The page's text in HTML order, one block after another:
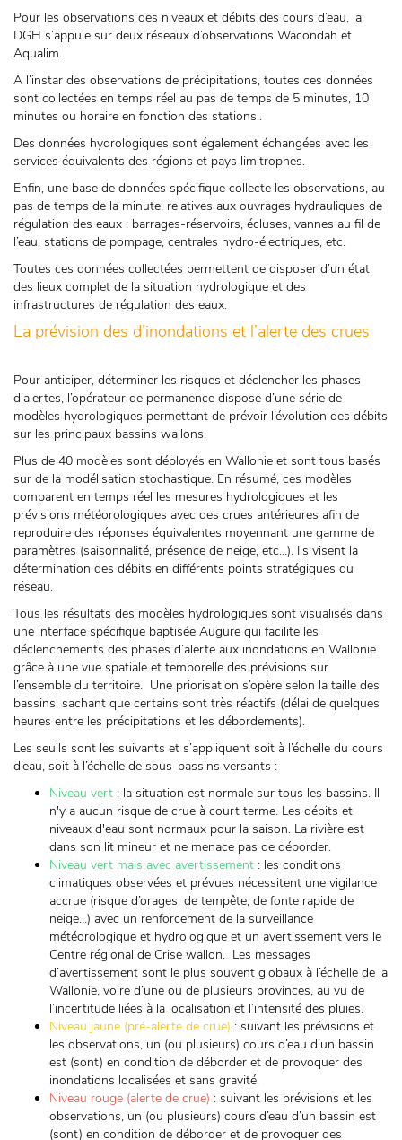
Pour les observations des niveaux et débits des cours d’eau, la
DGH s’appuie sur deux réseaux d’observations Wacondah et
Aqualim.
A l’instar des observations de précipitations, toutes ces données
sont collectées en temps réel au pas de temps de 5 minutes, 10
minutes ou horaire en fonction des stations..
Des données hydrologiques sont également échangées avec les
services équivalents des régions et pays limitrophes.
Enfin, une base de données spécifique collecte les observations, au
pas de temps de la minute, relatives aux ouvrages hydrauliques de
régulation des eaux : barrages-réservoirs, écluses, vannes au fil de
l’eau, stations de pompage, centrales hydro-électriques, etc.
Toutes ces données collectées permettent de disposer d’un état
des lieux complet de la situation hydrologique et des
infrastructures de régulation des eaux.
La prévision des d’inondations et l’alerte des crues
Pour anticiper, déterminer les risques et déclencher les phases
d’alertes, l’opérateur de permanence dispose d’une série de
modèles hydrologiques permettant de prévoir l’évolution des débits
sur les principaux bassins wallons.
Plus de 40 modèles sont déployés en Wallonie et sont tous basés
sur de la modélisation stochastique. En résumé, ces modèles
comparent en temps réel les mesures hydrologiques et les
prévisions météorologiques avec des crues antérieures afin de
reproduire des réponses équivalentes moyennant une gamme de
paramètres (saisonnalité, présence de neige, etc…). Ils visent la
détermination des débits en différents points stratégiques du
réseau.
Tous les résultats des modèles hydrologiques sont visualisés dans
une interface spécifique baptisée Augure qui facilite les
déclenchements des phases d’alerte aux inondations en Wallonie
grâce à une vue spatiale et temporelle des prévisions sur
l’ensemble du territoire. Une priorisation s’opère selon la taille des
bassins, sachant que certains sont très réactifs (délai de quelques
heures entre les précipitations et les débordements).
Les seuils sont les suivants et s’appliquent soit à l’échelle du cours
d’eau, soit à l’échelle de sous-bassins versants :
Niveau vert : la situation est normale sur tous les bassins. Il
n'y a aucun risque de crue à court terme. Les débits et
niveaux d'eau sont normaux pour la saison. La rivière est
dans son lit mineur et ne menace pas de déborder.
Niveau vert mais avec avertissement : les conditions
climatiques observées et prévues nécessitent une vigilance
accrue (risque d’orages, de tempête, de fonte rapide de
neige…) avec un renforcement de la surveillance
météorologique et hydrologique et un avertissement vers le
Centre régional de Crise wallon. Les messages
d’avertissement sont le plus souvent globaux à l’échelle de la
Wallonie, voire d’une ou de plusieurs provinces, au vu de
l’incertitude liées à la localisation et l’intensité des pluies.
Niveau jaune (pré-alerte de crue) : suivant les prévisions et
les observations, un (ou plusieurs) cours d’eau d’un bassin
est (sont) en condition de déborder et de provoquer des
inondations localisées et sans gravité.
Niveau rouge (alerte de crue) : suivant les prévisions et les
observations, un (ou plusieurs) cours d’eau d’un bassin est
(sont) en condition de déborder et de provoquer des